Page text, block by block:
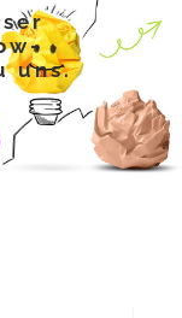
uns.